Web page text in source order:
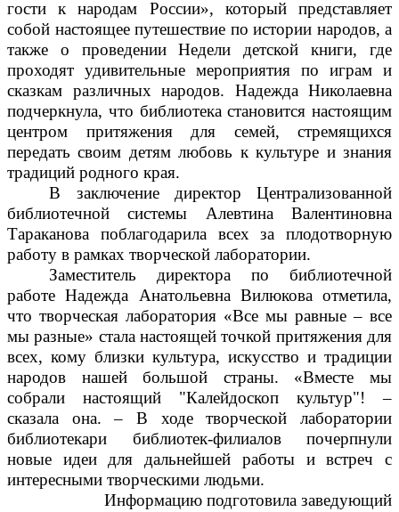
гости к народам России», который представляет
собой настоящее путешествие по истории народов, а
также о проведении Недели детской книги, где
проходят удивительные мероприятия по играм и
сказкам различных народов. Надежда Николаевна
подчеркнула, что библиотека становится настоящим
центром притяжения для семей, стремящихся
передать своим детям любовь к культуре и знания
традиций родного края.
В заключение директор Централизованной
библиотечной системы Алевтина Валентиновна
Тараканова поблагодарила всех за плодотворную
работу в рамках творческой лаборатории.
Заместитель директора по библиотечной
работе Надежда Анатольевна Вилюкова отметила,
что творческая лаборатория «Все мы равные – все
мы разные» стала настоящей точкой притяжения для
всех, кому близки культура, искусство и традиции
народов нашей большой страны. «Вместе мы
собрали настоящий "Калейдоскоп культур"! –
сказала она. – В ходе творческой лаборатории
библиотекари библиотек-филиалов почерпнули
новые идеи для дальнейшей работы и встреч с
интересными творческими людьми.
Информацию подготовила заведующий